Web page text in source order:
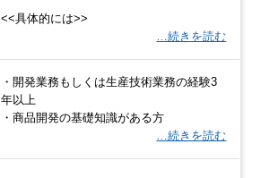
<<具体的には>>
…続きを読む
・開発業務もしくは生産技術業務の経験3
年以上
・商品開発の基礎知識がある方
…続きを読む